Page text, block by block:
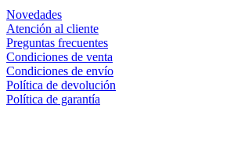
Novedades
Atención al cliente
Preguntas frecuentes
Condiciones de venta
Condiciones de envío
Política de devolución
Política de garantía